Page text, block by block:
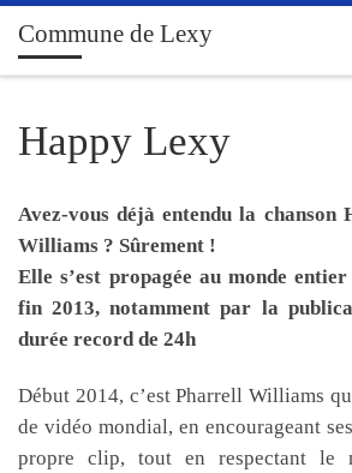
Passer au contenu
Commune de Lexy
Happy Lexy
Avez-vous déjà entendu la chanson
Williams ? Sûrement !
Elle s’est propagée au monde
fin 2013, notamment par la
durée record de 24h
Début 2014, c’est Pharrell Williams
de vidéo mondial, en encourageant
propre clip, tout en respectant le